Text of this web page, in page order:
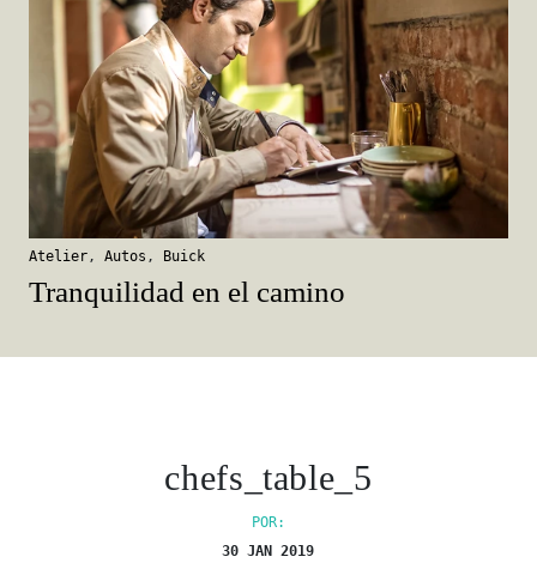
Atelier, Autos , Buick
Tranquilidad en el camino
chefs_table_5
POR:
30 JAN 2019